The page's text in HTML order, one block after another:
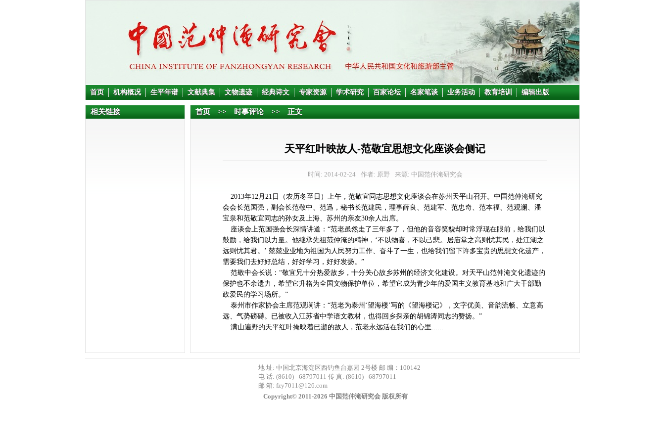
首页 机构概况 生平年谱 文献典集 文物遗迹 经典诗文 专家资源 学术研究 百家论坛 名家笔谈 业务活动 教育培训 编辑出版
相关链接 首页 >> 时事评论>> 正文
天平红叶映故人-范敬宜思想文化座谈会侧记
时间: 2014-02-24 作者: 原野 来源: 中国范仲淹研究会
2013年12月21日（农历冬至日）上午，范敬宜同志思想文化座谈会在苏州天平山召开。中国范仲淹研究
会会长范国强，副会长范敬中、范迅，秘书长范建民，理事薛良、范建军、范忠奇、范本福、范观澜、潘
宝泉和范敬宜同志的孙女及上海、苏州的亲友30余人出席。
座谈会上范国强会长深情讲道：“范老虽然走了三年多了，但他的音容笑貌却时常浮现在眼前，给我们以
鼓励，给我们以力量。他继承先祖范仲淹的精神，‘不以物喜，不以己悲。居庙堂之高则忧其民，处江湖之
远则忧其君。’ 兢兢业业地为祖国为人民努力工作、奋斗了一生，也给我们留下许多宝贵的思想文化遗产，
需要我们去好好总结，好好学习，好好发扬。”
范敬中会长说：“敬宜兄十分热爱故乡，十分关心故乡苏州的经济文化建设。对天平山范仲淹文化遗迹的
保护也不余遗力，希望它升格为全国文物保护单位，希望它成为青少年的爱国主义教育基地和广大干部勤
政爱民的学习场所。”
泰州市作家协会主席范观谰讲：“范老为泰州‘望海楼’写的《望海楼记》，文字优美、音韵流畅、立意高
远、气势磅礴。已被收入江苏省中学语文教材，也得回乡探亲的胡锦涛同志的赞扬。”
满山遍野的天平红叶掩映着已逝的故人，范老永远活在我们的心里......
地 址: 中国北京海淀区西钓鱼台嘉园 2号楼 邮 编：100142
电 话: (8610) - 68797011 传 真: (8610) - 68797011
邮 箱: fzy7011@126.com
Copyright© 2011-2026 中国范仲淹研究会 版权所有